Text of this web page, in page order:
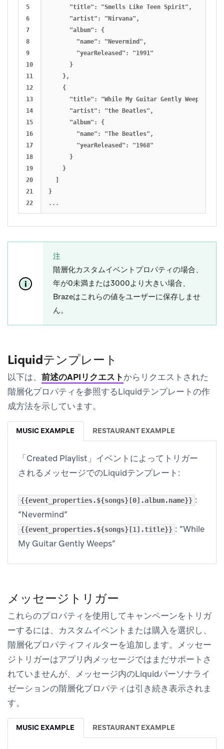
5
6
7
8
9
10
11
12
13
14
15
16
17
18
19
20
21
      "title": "Smells Like Teen Spirit",
      "artist": "Nirvana",
      "album": {
        "name": "Nevermind",
        "yearReleased": "1991"
      }
    },
    {
      "title": "While My Guitar Gently Weeps",
      "artist": "the Beatles",
      "album": {
        "name": "The Beatles",
        "yearReleased": "1968"
      }
    }
}
注
階層化カスタムイベントプロパティの場合、
年が0未満または3000より大きい場合、
Brazeはこれらの値をユーザーに保存しませ
ん。
Liquidテンプレート
以下は、 前述のAPIリクエストからリクエストされた
階層化プロパティを参照するLiquidテンプレートの作
成方法を示しています。
MUSIC EXAMPLE RESTAURANT EXAMPLE
「Created Playlist」イベントによってトリガー
されるメッセージでのLiquidテンプレート:
{{event_properties.${songs}[0].album.name}} :
“Nevermind”
{{event_properties.${songs}[1].title}} : “While
My Guitar Gently Weeps”
メッセージトリガー
これらのプロパティを使用してキャンペーンをトリガ
ーするには、カスタムイベントまたは購入を選択し、
階層化プロパティフィルターを追加します。メッセー
ジトリガーはアプリ内メッセージではまだサポートさ
れていませんが、メッセージ内のLiquidパーソナライ
ゼーションの階層化プロパティは引き続き表示されま
す。
MUSIC EXAMPLE RESTAURANT EXAMPLE